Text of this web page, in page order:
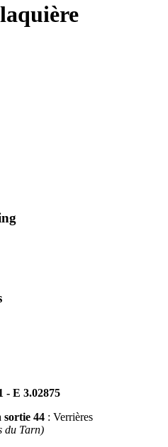
- E 3.02875
sortie 44 : Verrières
du Tarn)